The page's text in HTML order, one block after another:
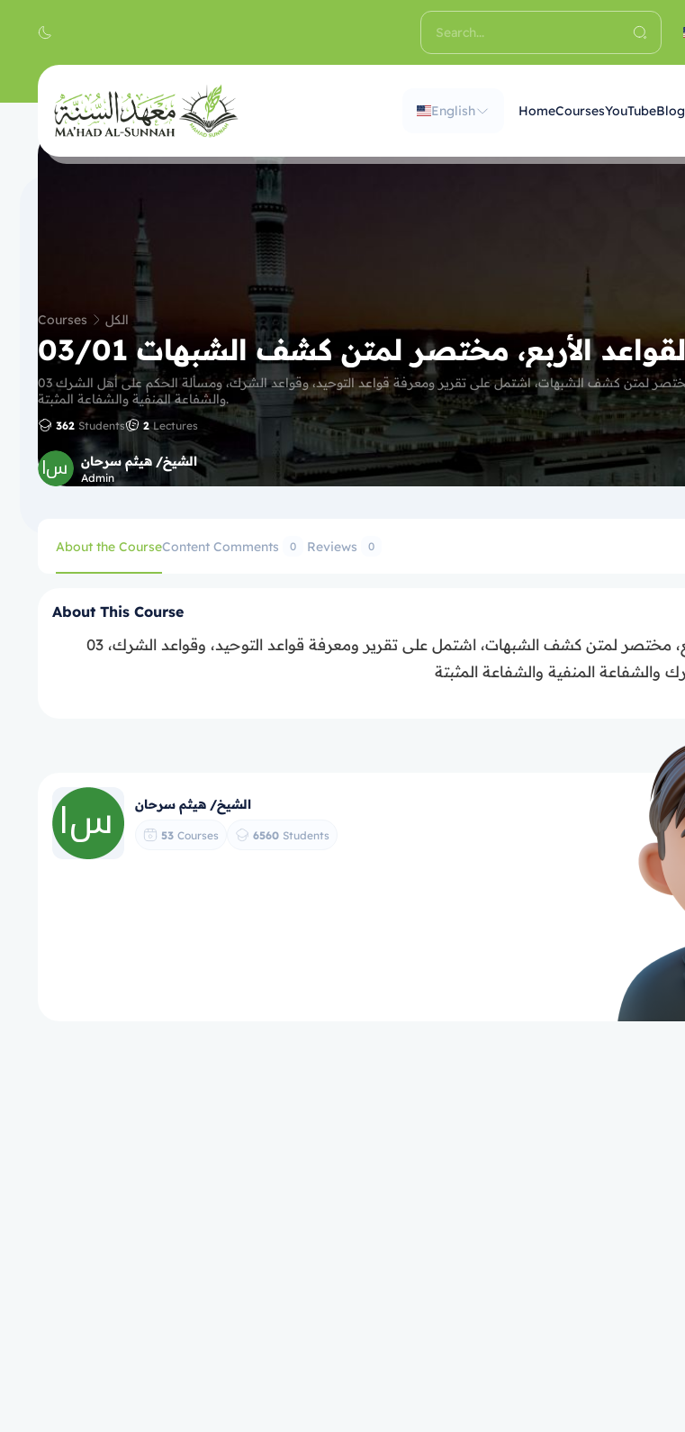
English HomeCoursesYouTubeBlog
Courses الكل
03 دورة شرح متن القواعد الأربع، مختصر لمتن كشف الشبهات، اشتمل على تقرير ومعرفة قواعد التوحيد، وقواعد الشرك، ومسألة الحكم على أهل الشرك
والشفاعة المنفية والشفاعة المثبتة.
362 Students 2 Lectures
الشيخ/ هيثم سرحان
Admin
About the CourseContent Comments 0 Reviews 0
About This Course
03 دورة شرح متن القواعد الأربع، مختصر لمتن كشف الشبهات، اشتمل على تقرير ومعرفة قواعد التوحيد، وقواعد الشرك،
الشيخ/ هيثم سرحان
53 Courses 6560 Students